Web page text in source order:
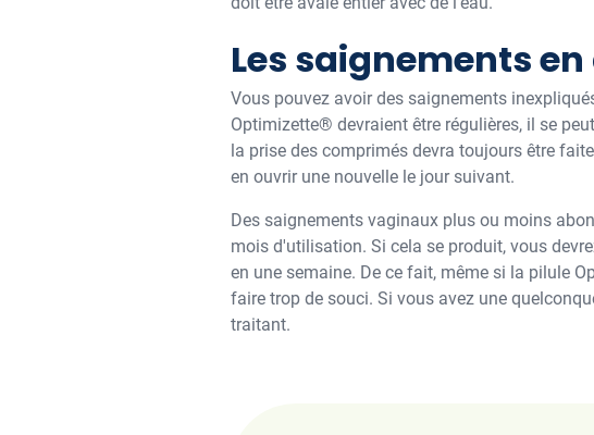
Les saignements
Vous pouvez avoir des saignements
Optimizette® devraient être régulières, il se
la prise des comprimés devra toujours être
en ouvrir une nouvelle le jour suivant.
Des saignements vaginaux plus ou moins
mois d'utilisation. Si cela se produit, vous
en une semaine. De ce fait, même si la pilule
faire trop de souci. Si vous avez une
traitant.